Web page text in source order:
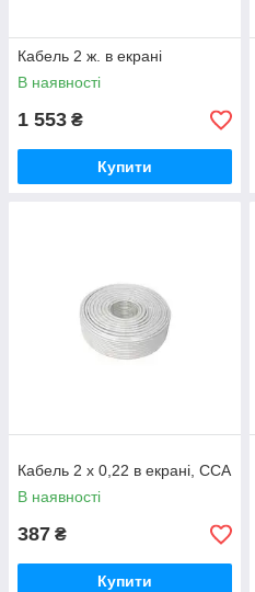
Кабель 2 ж. в екрані
В наявності
1 553 ₴
Купити
Кабель 2 х 0,22 в екрані, ССА
В наявності
387 ₴
Купити